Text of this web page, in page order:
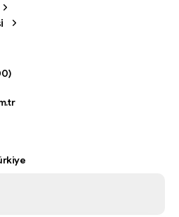
Hafta sonu (09:00-23:00)
0342 606 07 21
zaman gönderin.
0342 606 07 21